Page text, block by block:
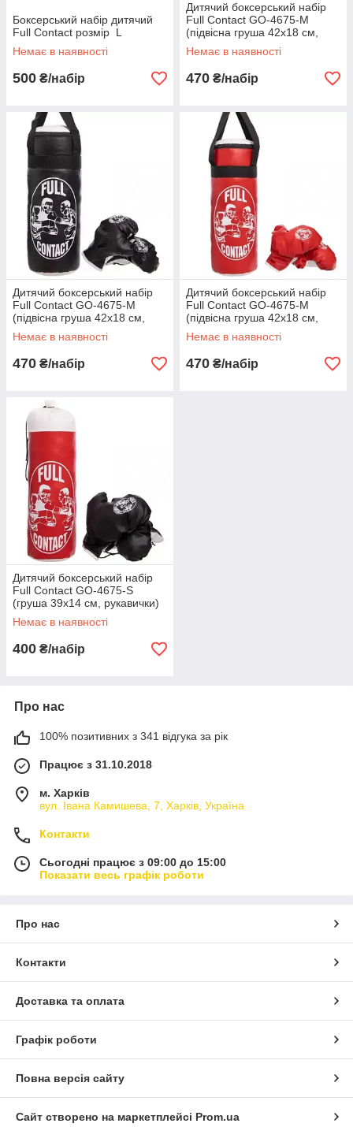
Боксерський набір дитячий
Full Contact розмір L
Немає в наявності
500 ₴/набір
Дитячий боксерський набір
Full Contact GO-4675-М
(підвісна груша 42х18 см,
рукавички) розмір М, вік 5-7
років Синій
Немає в наявності
470 ₴/набір
Дитячий боксерський набір
Full Contact GO-4675-М
(підвісна груша 42х18 см,
рукавички) розмір М, вік 5-7
років Чорний
Немає в наявності
470 ₴/набір
Дитячий боксерський набір
Full Contact GO-4675-М
(підвісна груша 42х18 см,
рукавички) розмір М, вік 5-7
років Червоний
Немає в наявності
470 ₴/набір
Дитячий боксерський набір
Full Contact GO-4675-S
(груша 39х14 см, рукавички)
розмір S, вік 3-7 років
Червоний
Немає в наявності
400 ₴/набір
Про нас
100% позитивних з 341 відгука за рік
Працює з 31.10.2018
м. Харків
вул. Івана Камишева, 7, Харків, Україна
Контакти
Сьогодні працює з 09:00 до 15:00
Показати весь графік роботи
Про нас
Контакти
Доставка та оплата
Графік роботи
Повна версія сайту
Сайт створено на маркетплейсі Prom.ua